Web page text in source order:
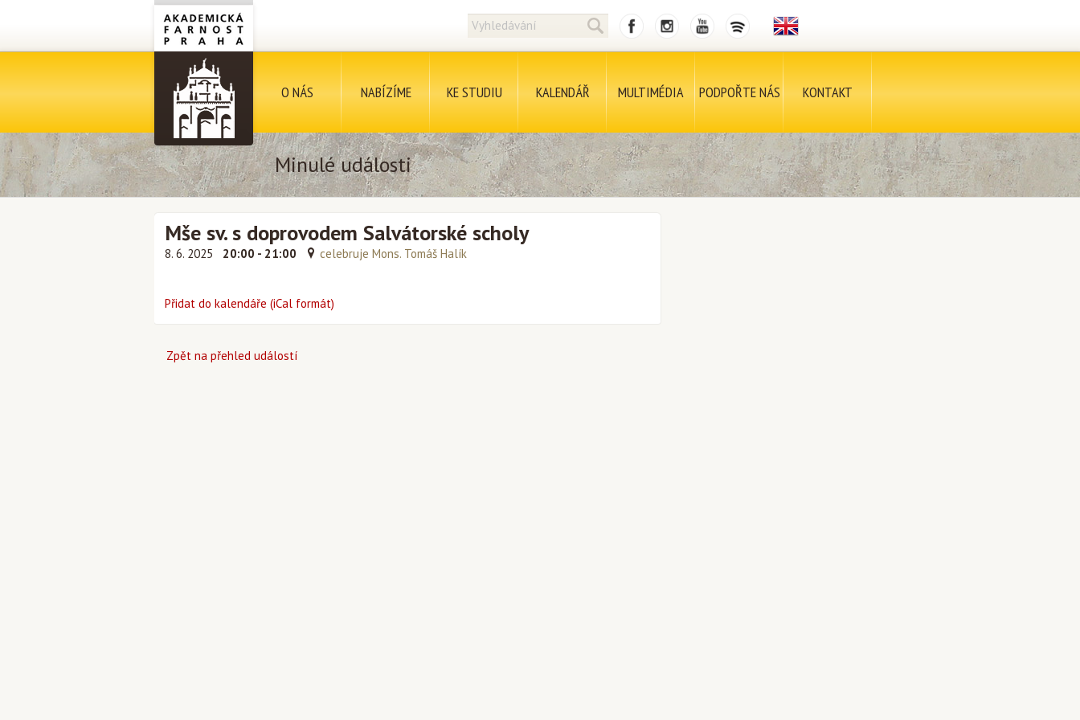
O NÁS NABÍZÍME KE STUDIU KALENDÁŘ MULTIMÉDIA PODPOŘTE NÁS KONTAKT
Minulé události
Mše sv. s doprovodem Salvátorské scholy
8. 6. 2025 20:00 - 21:00 celebruje Mons. Tomáš Halík
Přidat do kalendáře (iCal formát)
Zpět na přehled událostí